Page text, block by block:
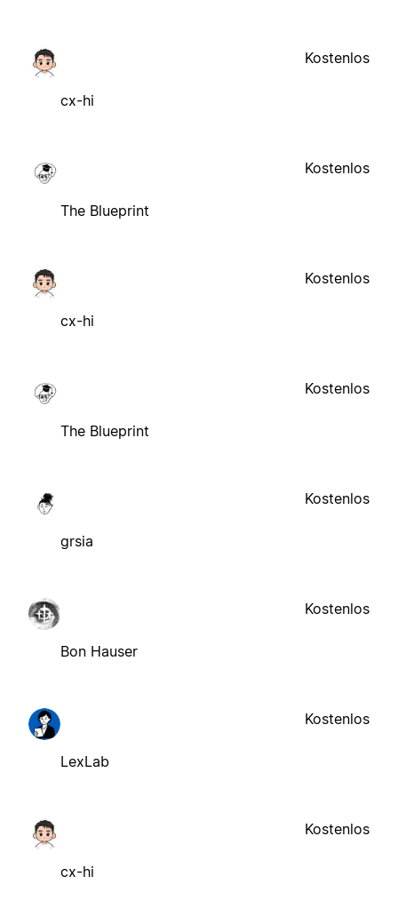
cx-hi
Kostenlos
The Blueprint
Kostenlos
cx-hi
Kostenlos
The Blueprint
Kostenlos
grsia
Kostenlos
Bon Hauser
Kostenlos
LexLab
Kostenlos
cx-hi
Kostenlos